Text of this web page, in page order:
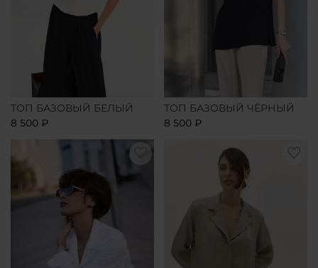
ТОП БАЗОВЫЙ БЕЛЫЙ
8 500 ₽
ТОП БАЗОВЫЙ ЧЁРНЫЙ
8 500 ₽